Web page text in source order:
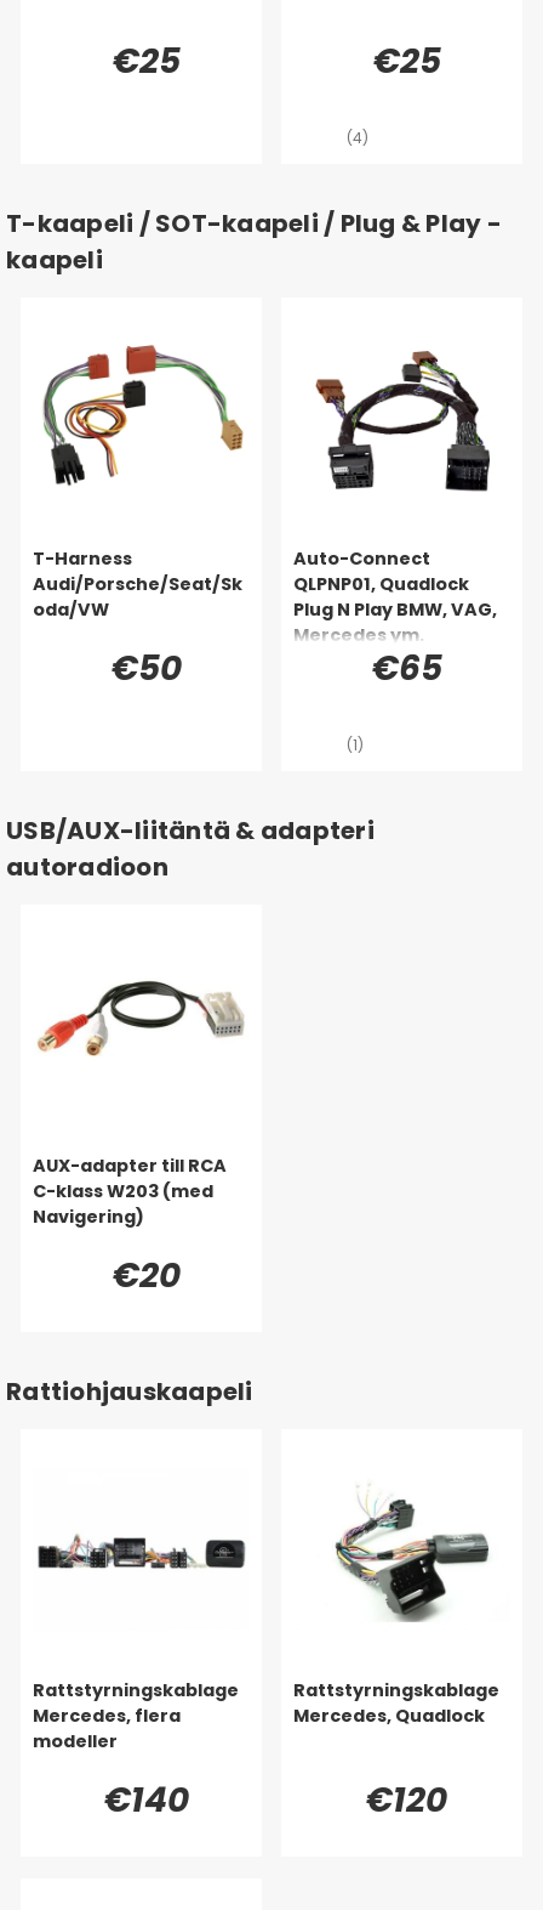
€25 €25
(4)
T-kaapeli / SOT-kaapeli / Plug & Play -
kaapeli
T-Harness
Audi/Porsche/Seat/Sk
oda/VW
€50
Auto-Connect
QLPNP01, Quadlock
Plug N Play BMW, VAG,
Mercedes ym.
€65
(1)
USB/AUX-liitäntä & adapteri
autoradioon
AUX-adapter till RCA
C-klass W203 (med
Navigering)
€20
Rattiohjauskaapeli
Rattstyrningskablage
Mercedes, flera
modeller
€140
Rattstyrningskablage
Mercedes, Quadlock
€120